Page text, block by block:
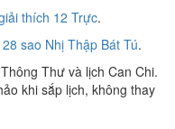
thích 12 Trực.
28 sao Nhị Thập Bát Tú.
Thư và lịch Can Chi.
khi sắp lịch, không thay